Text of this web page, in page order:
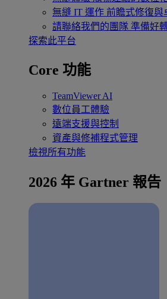
無縫 IT 運作 前瞻式修復與
請聯絡我們的團隊 準備好
探索此平台
Core 功能
TeamViewer AI
數位員工體驗
遠端支援與控制
資產與修補程式管理
檢視所有功能
2026 年 Gartner 報告